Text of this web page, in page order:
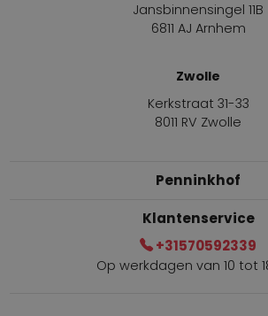
Jansbinnensingel 11B
6811 AJ Arnhem
Zwolle
Kerkstraat 31-33
8011 RV Zwolle
Penninkhof
Klantenservice
+31570592339
Op werkdagen van 10 tot